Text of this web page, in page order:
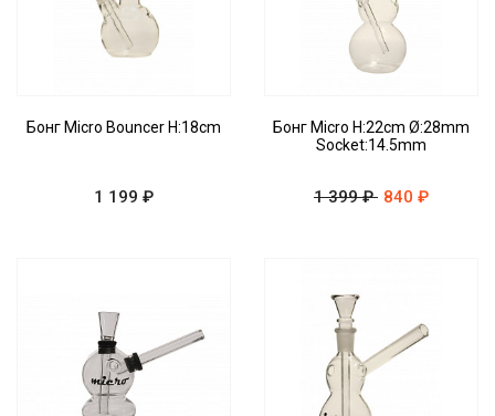
Бонг Micro Bouncer H:18cm
1 199 ₽
Бонг Micro H:22cm Ø:28mm
Socket:14.5mm
1 399 ₽ 840 ₽